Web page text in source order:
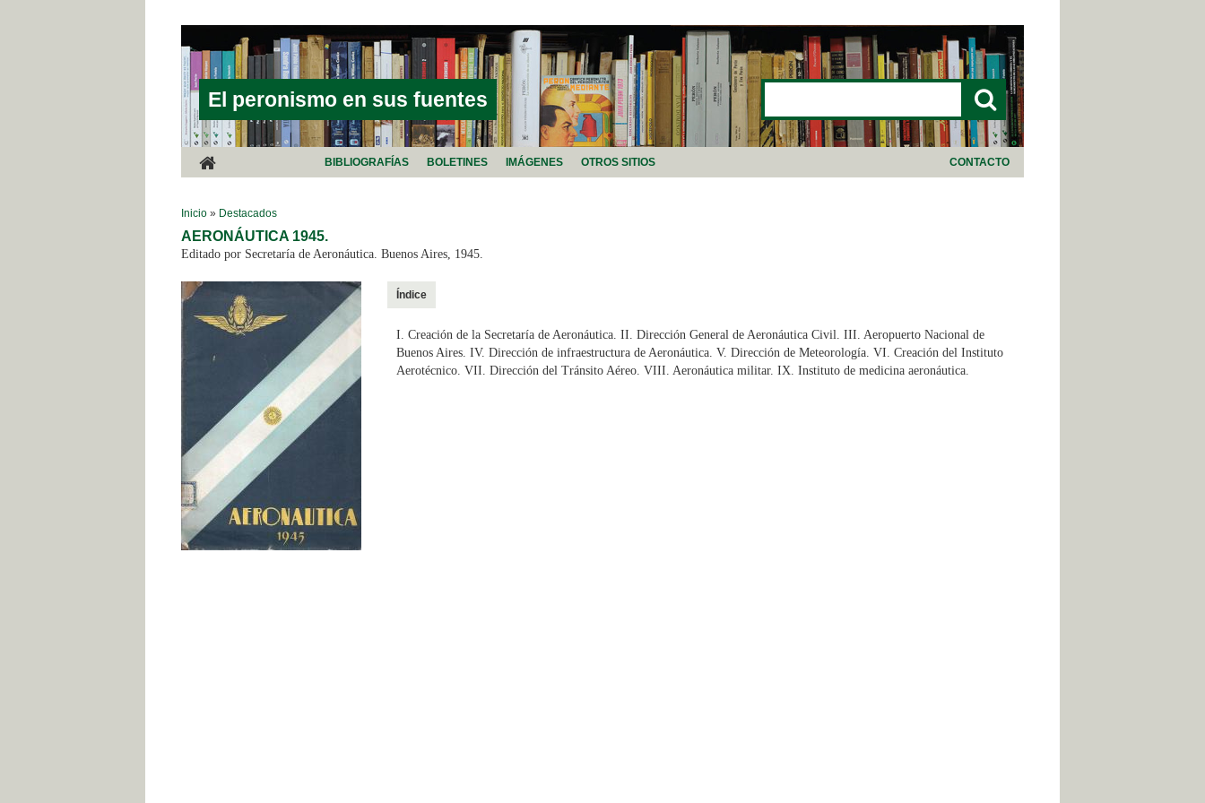
El peronismo en sus fuentes
Buscar
BIBLIOGRAFÍAS BOLETINES IMÁGENES OTROS SITIOS CONTACTO
SE ENCUENTRA USTED AQUÍ
Inicio » Destacados
AERONÁUTICA 1945.
Editado por Secretaría de Aeronáutica. Buenos Aires, 1945.
Índice
I. Creación de la Secretaría de Aeronáutica. II. Dirección General de Aeronáutica Civil. III. Aeropuerto Nacional de
Buenos Aires. IV. Dirección de infraestructura de Aeronáutica. V. Dirección de Meteorología. VI. Creación del Instituto
Aerotécnico. VII. Dirección del Tránsito Aéreo. VIII. Aeronáutica militar. IX. Instituto de medicina aeronáutica.